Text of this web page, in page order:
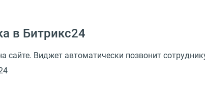
в Битрикс24
сайте. Виджет автоматически позвонит